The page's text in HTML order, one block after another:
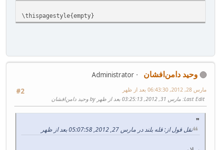
\thispagestyle{empty}
وحید دامن‌افشان
Administrator
#2
مارس 28, 2012, 06:43:30 بعد از ظهر
Last Edit: مارس 31, 2012, 03:25:13 بعد از ظهر by وحید دامن‌افشان
نقل قول از: قله بلند در مارس 27, 2012, 05:07:58 بعد از ظهر